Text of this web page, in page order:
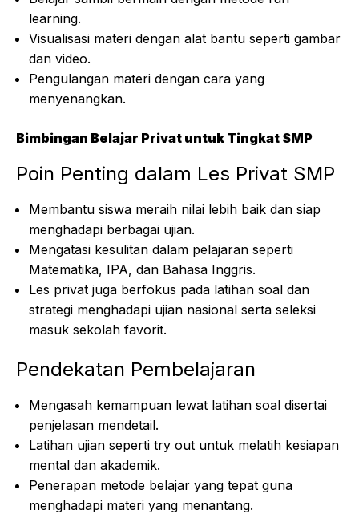
learning.
Visualisasi materi dengan alat bantu seperti gambar
dan video.
Pengulangan materi dengan cara yang
menyenangkan.
Bimbingan Belajar Privat untuk Tingkat SMP
Poin Penting dalam Les Privat SMP
Membantu siswa meraih nilai lebih baik dan siap
menghadapi berbagai ujian.
Mengatasi kesulitan dalam pelajaran seperti
Matematika, IPA, dan Bahasa Inggris.
Les privat juga berfokus pada latihan soal dan
strategi menghadapi ujian nasional serta seleksi
masuk sekolah favorit.
Pendekatan Pembelajaran
Mengasah kemampuan lewat latihan soal disertai
penjelasan mendetail.
Latihan ujian seperti try out untuk melatih kesiapan
mental dan akademik.
Penerapan metode belajar yang tepat guna
menghadapi materi yang menantang.